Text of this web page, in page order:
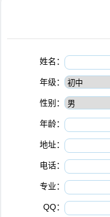
姓名：
年级：
性别：
年龄：
地址：
电话：
专业：
QQ：